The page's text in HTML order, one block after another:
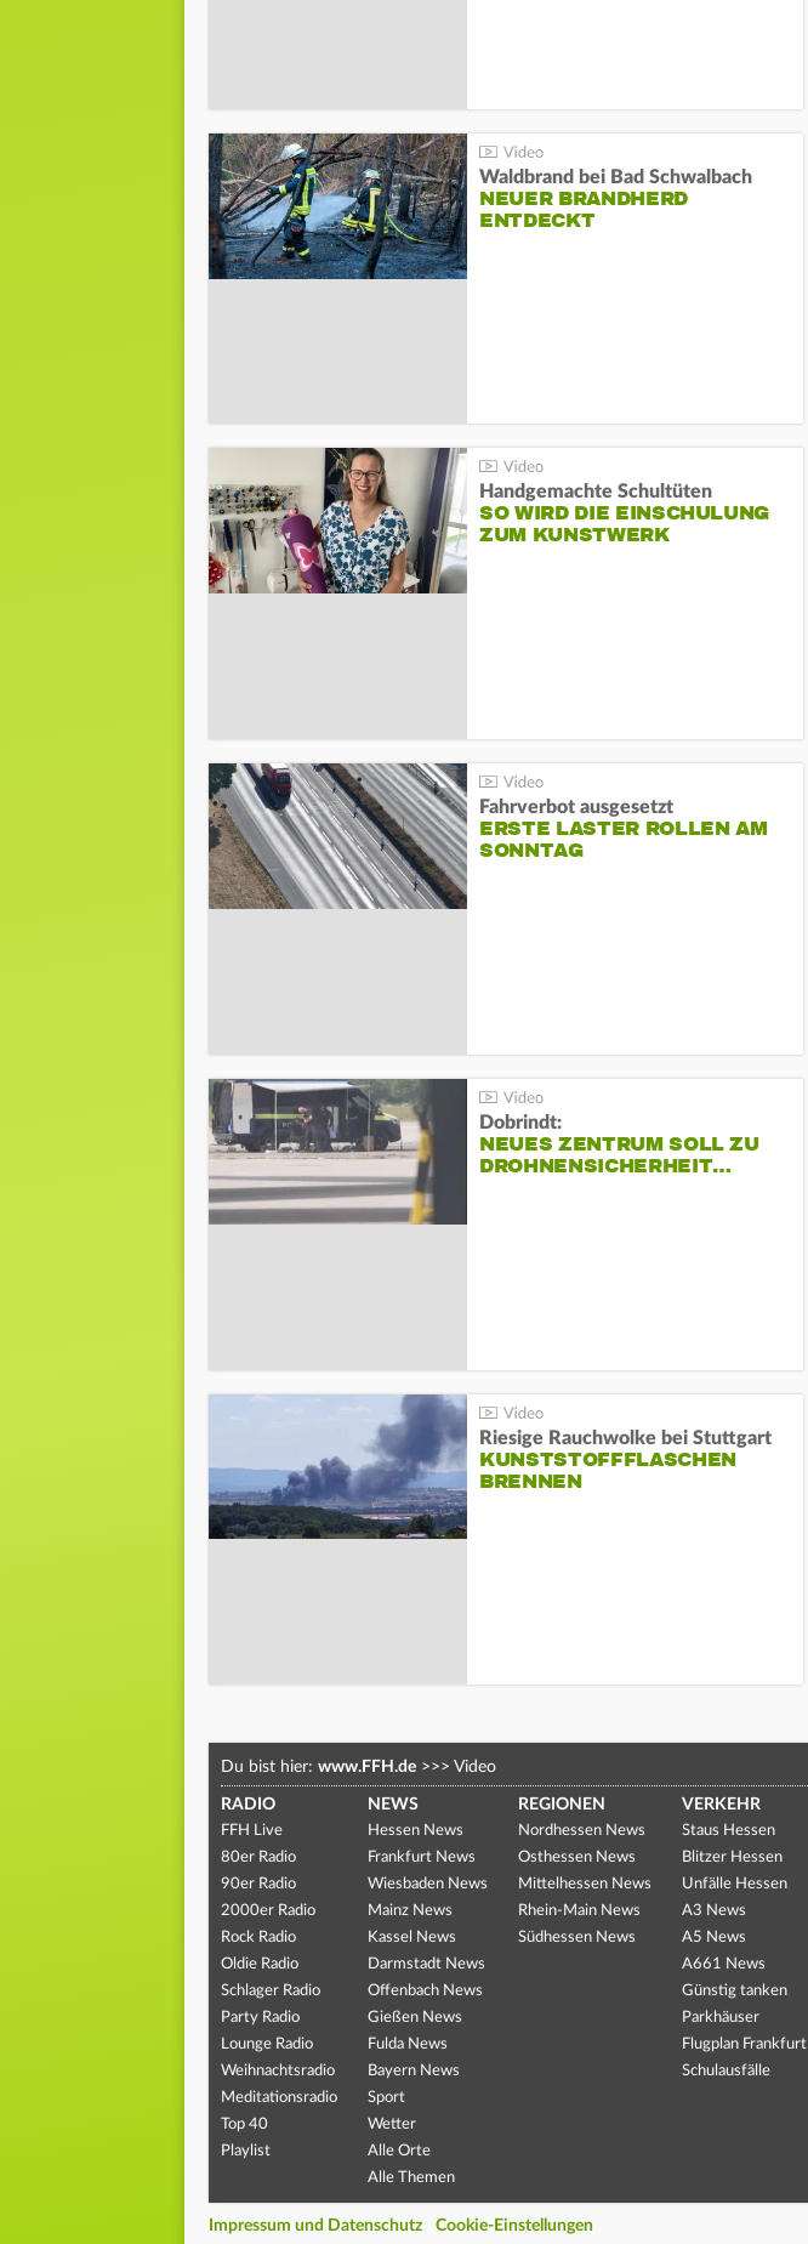
Waldbrand bei Bad Schwalbach
NEUER BRANDHERD
ENTDECKT
Handgemachte Schultüten
SO WIRD DIE EINSCHULUNG
ZUM KUNSTWERK
Fahrverbot ausgesetzt
ERSTE LASTER ROLLEN AM
SONNTAG
Dobrindt:
NEUES ZENTRUM SOLL ZU
DROHNENSICHERHEIT…
Riesige Rauchwolke bei Stuttgart
KUNSTSTOFFFLASCHEN
BRENNEN
Du bist hier: www.FFH.de >>> Video
RADIO
FFH Live
80er Radio
90er Radio
2000er Radio
Rock Radio
Oldie Radio
Schlager Radio
Party Radio
Lounge Radio
Weihnachtsradio
Meditationsradio
Top 40
Playlist
NEWS
Hessen News
Frankfurt News
Wiesbaden News
Mainz News
Kassel News
Darmstadt News
Offenbach News
Gießen News
Fulda News
Bayern News
Sport
Wetter
Alle Orte
Alle Themen
REGIONEN
Nordhessen News
Osthessen News
Mittelhessen News
Rhein-Main News
Südhessen News
VERKEHR
Staus Hessen
Blitzer Hessen
Unfälle Hessen
A3 News
A5 News
A661 News
Günstig tanken
Parkhäuser
Flugplan Frankfurt
Schulausfälle
Impressum und Datenschutz Cookie-Einstellungen